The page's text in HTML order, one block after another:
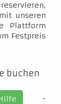
unseren
Plattform
Festpreis
-